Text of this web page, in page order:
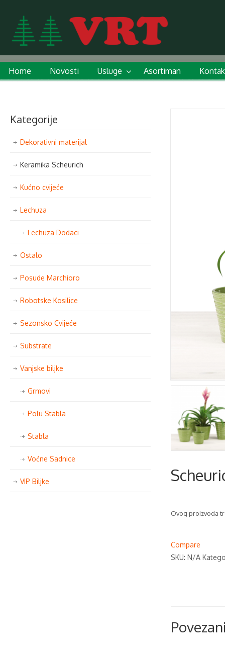
Home Novosti Usluge Asortiman
Ovog proizvoda
Compare
SKU: N/A
Kategorije
Dekorativni materijal
Keramika Scheurich
Kućno cvijeće
Lechuza
Lechuza Dodaci
Ostalo
Posude Marchioro
Robotske Kosilice
Sezonsko Cvijeće
Substrate
Vanjske biljke
Grmovi
Polu Stabla
Stabla
Voćne Sadnice
VIP Biljke